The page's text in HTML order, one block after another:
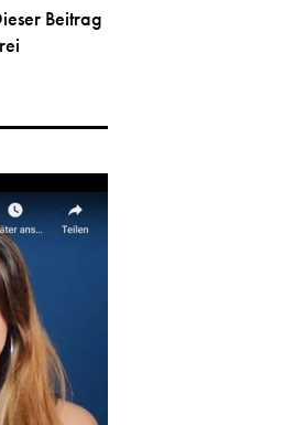
Beitrag